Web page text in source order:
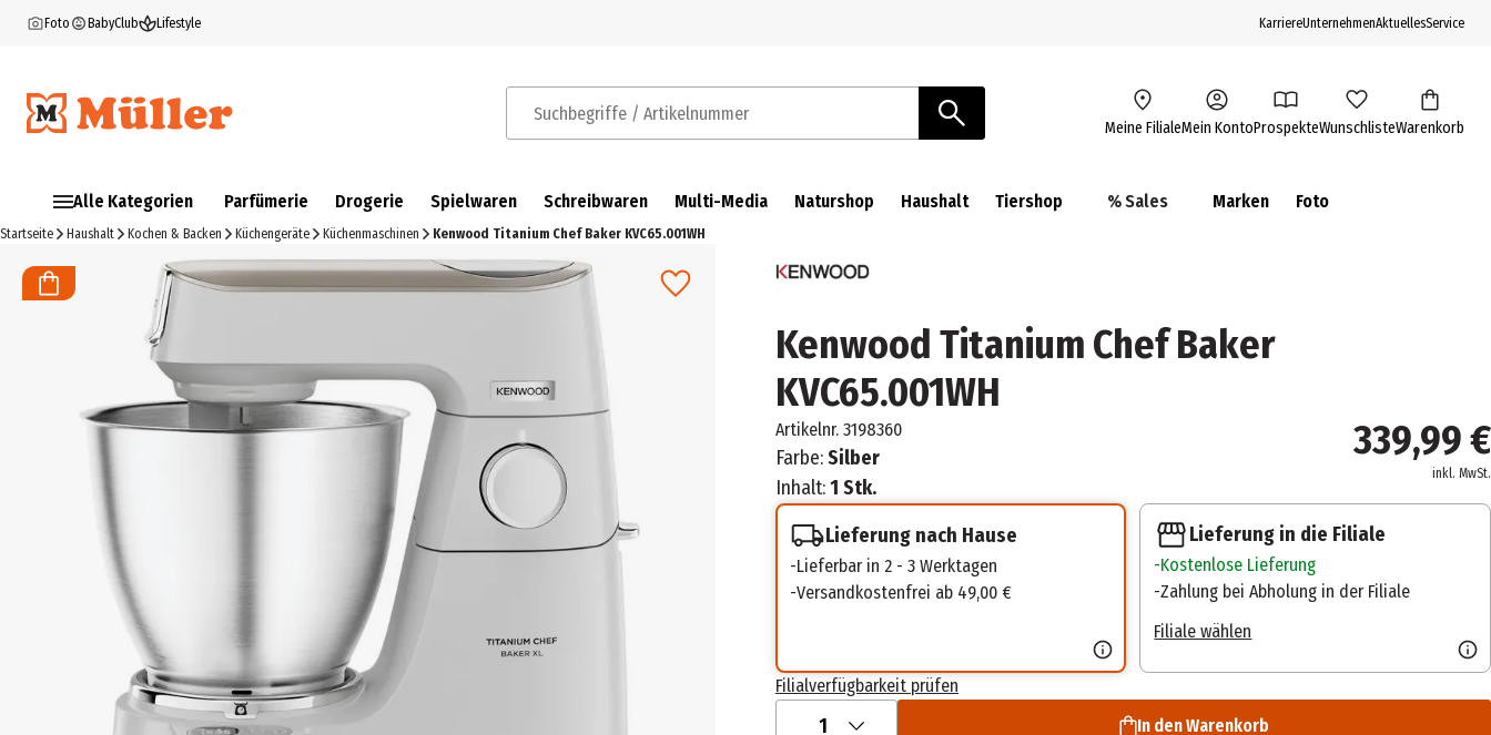
Foto BabyClub Lifestyle KarriereUnternehmenAktuellesService
Suchbegriffe / Artikelnummer Meine FilialeMein KontoProspekteWunschlisteWarenkorb
Alle Kategorien Parfümerie Drogerie Spielwaren Schreibwaren Multi-Media Naturshop Haushalt Tiershop % Sales Marken Foto
Startseite Haushalt Kochen & Backen Küchengeräte Küchenmaschinen Kenwood Titanium Chef Baker KVC65.001WH
Kenwood Titanium Chef Baker
KVC65.001WH
Artikelnr. 3198360
Farbe:Silber
Inhalt:1 Stk.
339,99 €
inkl. MwSt.
Lieferung nach Hause
Lieferbar in 2 - 3 Werktagen
Versandkostenfrei ab 49,00 €
Lieferung in die Filiale
Kostenlose Lieferung
Zahlung bei Abholung in der Filiale
Filiale wählen
Filialverfügbarkeit prüfen
1 In den Warenkorb